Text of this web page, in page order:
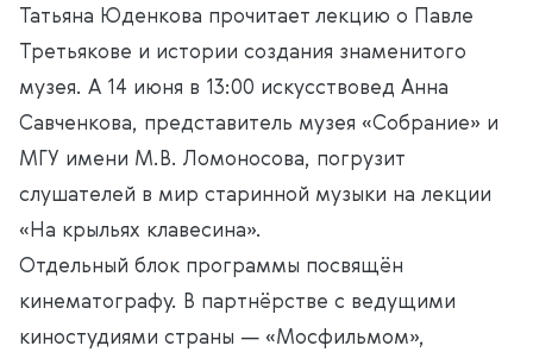
Татьяна Юденкова прочитает лекцию о Павле
Третьякове и истории создания знаменитого
музея. А 14 июня в 13:00 искусствовед Анна
Савченкова, представитель музея «Собрание» и
МГУ имени М.В. Ломоносова, погрузит
слушателей в мир старинной музыки на лекции
«На крыльях клавесина».
Отдельный блок программы посвящён
кинематографу. В партнёрстве с ведущими
киностудиями страны — «Мосфильмом»,